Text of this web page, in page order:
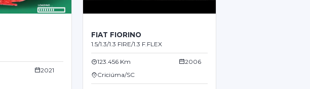
2021
FIAT FIORINO
1.5/1.3/1.3 FIRE/1.3 F.FLEX
123.456 Km
2006
Criciúma/SC